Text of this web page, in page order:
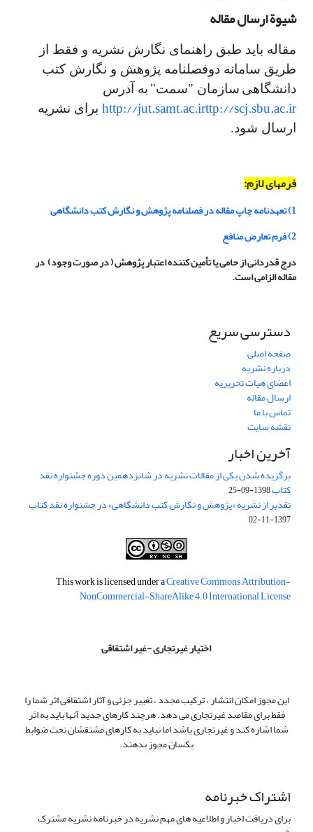
شیوة ارسال مقاله
مقاله باید طبق راهنمای نگارش نشریه و فقط از
طریق سامانه دوفصلنامه پژوهش و نگارش کتب
دانشگاهی سازمان "سمت" به آدرس
http://jut.samt.ac.irttp://scj.sbu.ac.ir برای نشریه
ارسال شود.
فرمهای لازم:
1) تعهدنامه چاپ مقاله در فصلنامه پژوهش و نگارش کتب دانشگاهی
2) فرم تعارض منافع
درج قدردانی از حامی یا تأمین کننده اعتبار پژوهش ( در صورت وجود) در
مقاله الزامی است.
دسترسی سریع
صفحه اصلی
درباره نشریه
اعضای هیات تحریریه
ارسال مقاله
تماس با ما
نقشه سایت
آخرین اخبار
برگزیده شدن یکی از مقالات نشریه در شانزدهمین دوره جشنواره نقد
کتاب1398-09-25
تقدیر از نشریه «پژوهش و نگارش کتب دانشگاهی» در جشنواره نقد کتاب
1397-11-02
This work is licensed under aCreative Commons Attribution-
NonCommercial-ShareAlike 4.0 International License
اختیار غیرتجاری -غیر اشتقاقی
این مجوز امکان انتشار ، ترکیب مجدد ، تغییر جزئی و آثار اشتقاقی اثر شما را
فقط برای مقاصد غیرتجاری می دهد. هرچند کارهای جدید آنها باید به اثر
شما اشاره کند و غیرتجاری باشد اما نباید به کارهای مشتقشان تحت ضوابط
یکسان مجوز بدهند.
اشتراک خبرنامه
برای دریافت اخبار و اطلاعیه های مهم نشریه در خبرنامه نشریه مشترک